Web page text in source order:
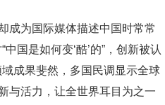
为国际媒体描述中国时常常
国是如何变‘酷’的”，创新被认
成果斐然，多国民调显示全球
与活力，让全世界耳目为之一